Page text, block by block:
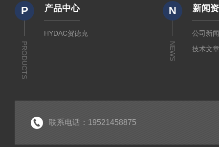
P
PRODUCTS
产品中心
HYDAC贺德克
N
NEWS
新闻
公司新
技术文
联系电话：19521458875